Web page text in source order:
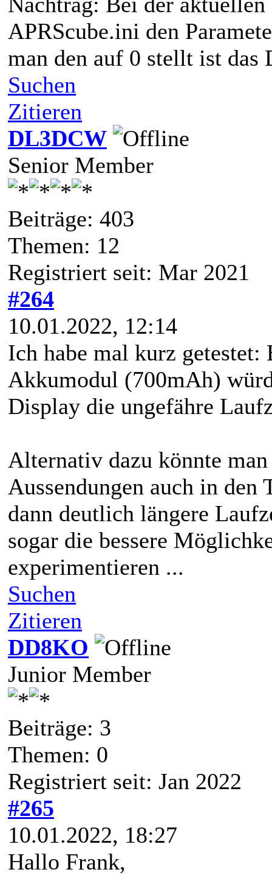
APRScube.ini den
man den auf 0 stellt ist das
Suchen
Zitieren
DL3DCW
Senior Member
Beiträge: 403
Themen: 12
Registriert seit: Mar 2021
#264
10.01.2022, 12:14
Ich habe mal kurz
Akkumodul (700mAh)
Display die ungefähre
Alternativ dazu könnte
Aussendungen auch in
dann deutlich längere
sogar die bessere
experimentieren ...
Suchen
Zitieren
DD8KO
Junior Member
Beiträge: 3
Themen: 0
Registriert seit: Jan 2022
#265
10.01.2022, 18:27
Hallo Frank,